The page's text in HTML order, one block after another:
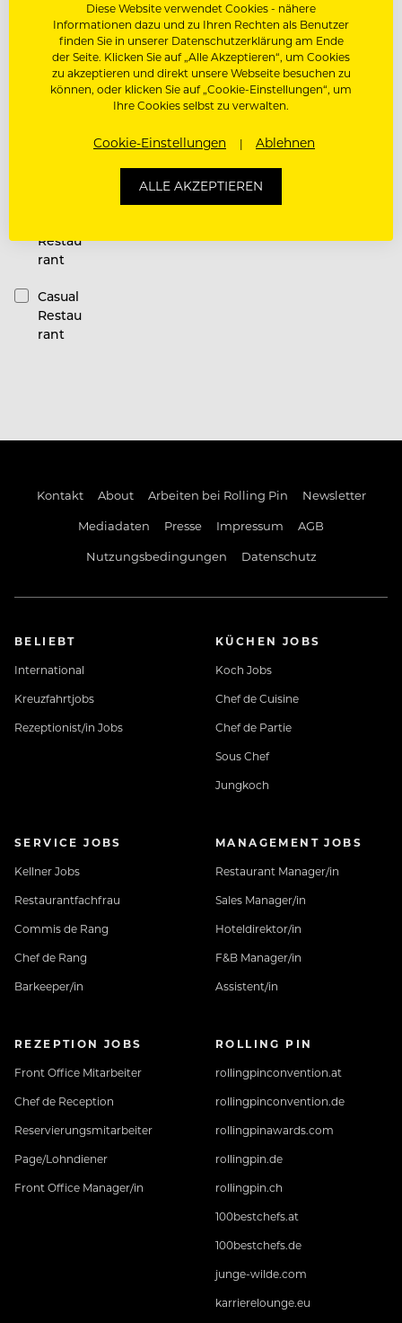
Hotel
Schiffe
Restau
rant
Casual
Restau
rant
Kontakt About Arbeiten bei Rolling Pin
Newsletter
Mediadaten
Presse Impressum
AGB
Nutzungsbedingungen
Datenschutz
BELIEBT
International
Kreuzfahrtjobs
Rezeptionist/in Jobs
KÜCHEN JOBS
Koch Jobs
Chef de Cuisine
Chef de Partie
Sous Chef
Jungkoch
SERVICE JOBS
Kellner Jobs
Restaurantfachfrau
Commis de Rang
Chef de Rang
Barkeeper/in
MANAGEMENT JOBS
Restaurant Manager/in
Sales Manager/in
Hoteldirektor/in
F&B Manager/in
Assistent/in
REZEPTION JOBS
Front Office Mitarbeiter
Chef de Reception
Reservierungsmitarbeiter
Page/Lohndiener
Front Office Manager/in
ROLLING PIN
rollingpinconvention.at
rollingpinconvention.de
rollingpinawards.com
rollingpin.de
rollingpin.ch
100bestchefs.at
100bestchefs.de
junge-wilde.com
karrierelounge.eu
Diese Website verwendet Cookies - nähere
Informationen dazu und zu Ihren Rechten als Benutzer
finden Sie in unserer Datenschutzerklärung am Ende
der Seite. Klicken Sie auf „Alle Akzeptieren“, um Cookies
zu akzeptieren und direkt unsere Webseite besuchen zu
können, oder klicken Sie auf „Cookie-Einstellungen“, um
Ihre Cookies selbst zu verwalten.
Cookie-Einstellungen Ablehnen
ALLE AKZEPTIEREN